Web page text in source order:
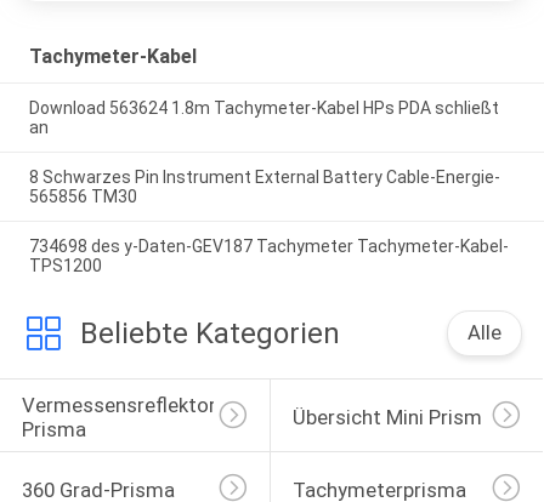
Tachymeter-Kabel
Download 563624 1.8m Tachymeter-Kabel HPs PDA schließt
an
8 Schwarzes Pin Instrument External Battery Cable-Energie-
565856 TM30
734698 des y-Daten-GEV187 Tachymeter Tachymeter-Kabel-
TPS1200
Beliebte Kategorien Alle
Vermessensreflektor-
Prisma
Übersicht Mini Prism
360 Grad-Prisma Tachymeterprisma